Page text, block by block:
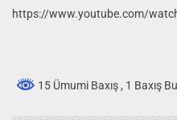
https://www.youtube.com/
15 Ümumi Baxış , 1 Baxış